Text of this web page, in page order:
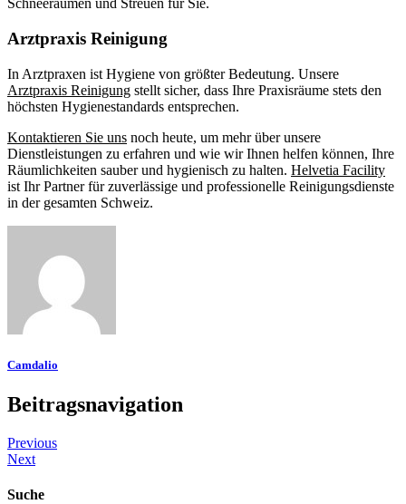
Schneeräumen und Streuen für Sie.
Arztpraxis Reinigung
In Arztpraxen ist Hygiene von größter Bedeutung. Unsere
Arztpraxis Reinigung stellt sicher, dass Ihre Praxisräume stets den
höchsten Hygienestandards entsprechen.
Kontaktieren Sie uns noch heute, um mehr über unsere
Dienstleistungen zu erfahren und wie wir Ihnen helfen können, Ihre
Räumlichkeiten sauber und hygienisch zu halten. Helvetia Facility
ist Ihr Partner für zuverlässige und professionelle Reinigungsdienste
in der gesamten Schweiz.
Camdalio
Beitragsnavigation
Previous
Next
Suche